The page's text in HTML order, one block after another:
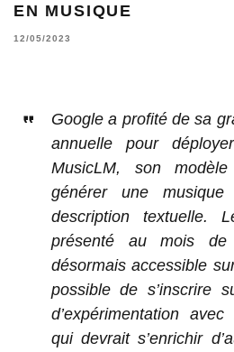
EN MUSIQUE
12/05/2023
Google a profité de sa
annuelle pour
MusicLM, son
générer une
description textuelle.
présenté au mois
désormais accessible
possible de s’inscrire
d’expérimentation
qui devrait s’enrichir